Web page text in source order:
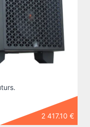
2 417.10 €